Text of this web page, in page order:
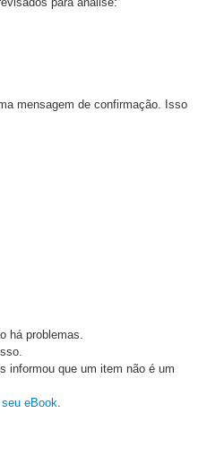
mensagem de confirmação. Isso
há problemas.
informou que um item não é um
eBook.